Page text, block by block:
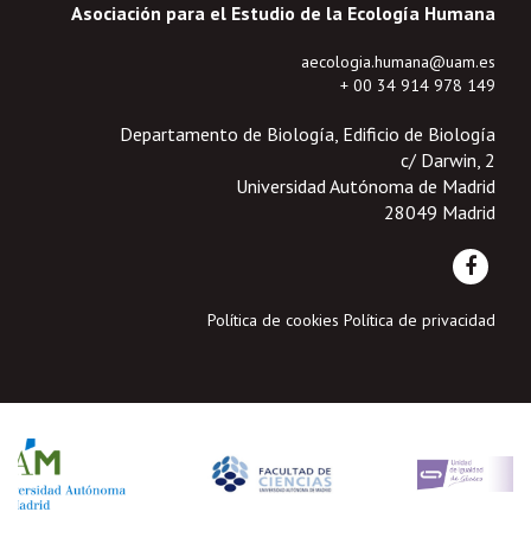
Asociación para el Estudio de la Ecología Humana
aecologia.humana@uam.es
+ 00 34 914 978 149
Departamento de Biología, Edificio de Biología
c/ Darwin, 2
Universidad Autónoma de Madrid
28049 Madrid
Política de cookies Política de privacidad